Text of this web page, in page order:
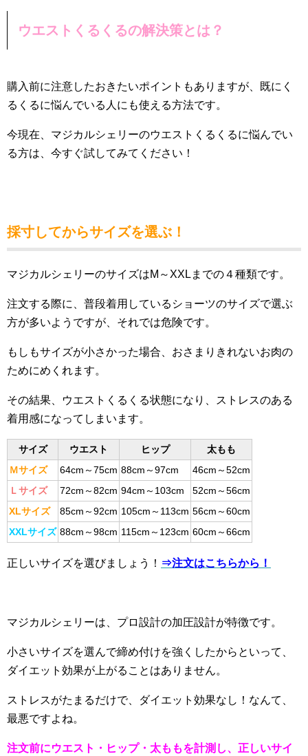
ウエストくるくるの解決策とは？
購入前に注意したおきたいポイントもありますが、既にく
るくるに悩んでいる人にも使える方法です。
今現在、マジカルシェリーのウエストくるくるに悩んでい
る方は、今すぐ試してみてください！
採寸してからサイズを選ぶ！
マジカルシェリーのサイズはM～XXLまでの４種類です。
注文する際に、普段着用しているショーツのサイズで選ぶ
方が多いようですが、それでは危険です。
もしもサイズが小さかった場合、おさまりきれないお肉の
ためにめくれます。
その結果、ウエストくるくる状態になり、ストレスのある
着用感になってしまいます。
サイズ ウエスト ヒップ
太もも
Ｍサイズ
64cm～75cm 88cm～97cm
46cm～52cm
Ｌサイズ
72cm～82cm 94cm～103cm
52cm～56cm
XLサイズ
85cm～92cm 105cm～113cm 56cm～60cm
XXLサイズ 88cm～98cm 115cm～123cm 60cm～66cm
正しいサイズを選びましょう！ ⇒注文はこちらから！
マジカルシェリーは、プロ設計の加圧設計が特徴です。
小さいサイズを選んで締め付けを強くしたからといって、
ダイエット効果が上がることはありません。
ストレスがたまるだけで、ダイエット効果なし！なんて、
最悪ですよね。
注文前にウエスト・ヒップ・太ももを計測し、正しいサイ